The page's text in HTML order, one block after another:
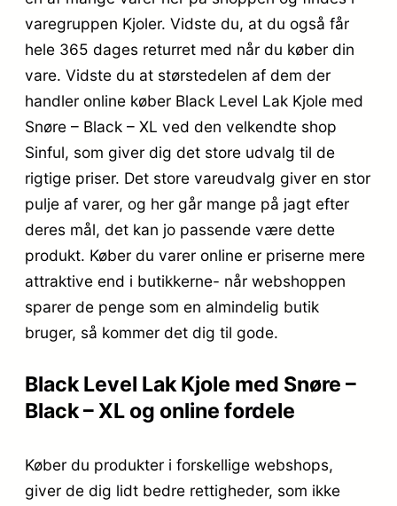
varegruppen Kjoler. Vidste du, at du også får
hele 365 dages returret med når du køber din
vare. Vidste du at størstedelen af dem der
handler online køber Black Level Lak Kjole med
Snøre – Black – XL ved den velkendte shop
Sinful, som giver dig det store udvalg til de
rigtige priser. Det store vareudvalg giver en stor
pulje af varer, og her går mange på jagt efter
deres mål, det kan jo passende være dette
produkt. Køber du varer online er priserne mere
attraktive end i butikkerne- når webshoppen
sparer de penge som en almindelig butik
bruger, så kommer det dig til gode.
Black Level Lak Kjole med Snøre –
Black – XL og online fordele
Køber du produkter i forskellige webshops,
giver de dig lidt bedre rettigheder, som ikke